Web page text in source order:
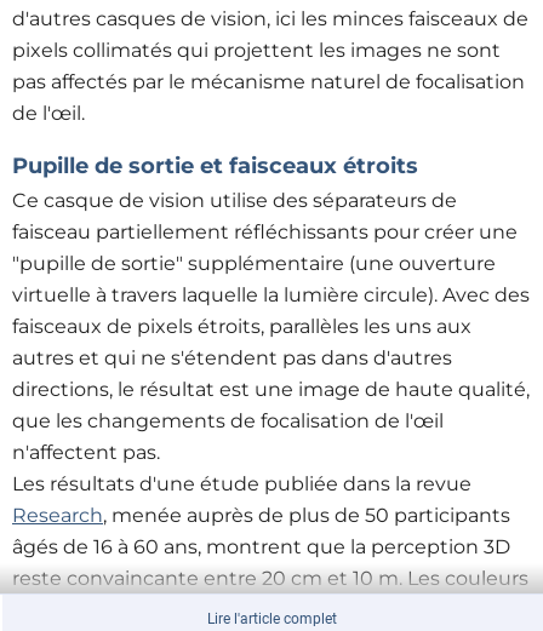
d'autres casques de vision, ici les minces faisceaux de
pixels collimatés qui projettent les images ne sont
pas affectés par le mécanisme naturel de focalisation
de l'œil.
Pupille de sortie et faisceaux étroits
Ce casque de vision utilise des séparateurs de
faisceau partiellement réfléchissants pour créer une
"pupille de sortie" supplémentaire (une ouverture
virtuelle à travers laquelle la lumière circule). Avec des
faisceaux de pixels étroits, parallèles les uns aux
autres et qui ne s'étendent pas dans d'autres
directions, le résultat est une image de haute qualité,
que les changements de focalisation de l'œil
n'affectent pas.
Les résultats d'une étude publiée dans la revue
Research, menée auprès de plus de 50 participants
âgés de 16 à 60 ans, montrent que la perception 3D
reste convaincante entre 20 cm et 10 m. Les couleurs
des images et les vidéos sont vives et leur contraste
Lire l'article complet